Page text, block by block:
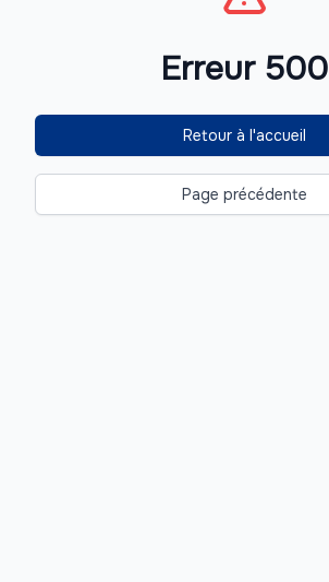
Erreur 500
Retour à l'accueil
Page précédente